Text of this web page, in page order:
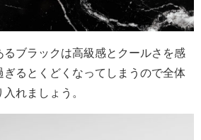
ブラックは高級感とクールさを感
ぎるとくどくなってしまうので全体
れましょう。